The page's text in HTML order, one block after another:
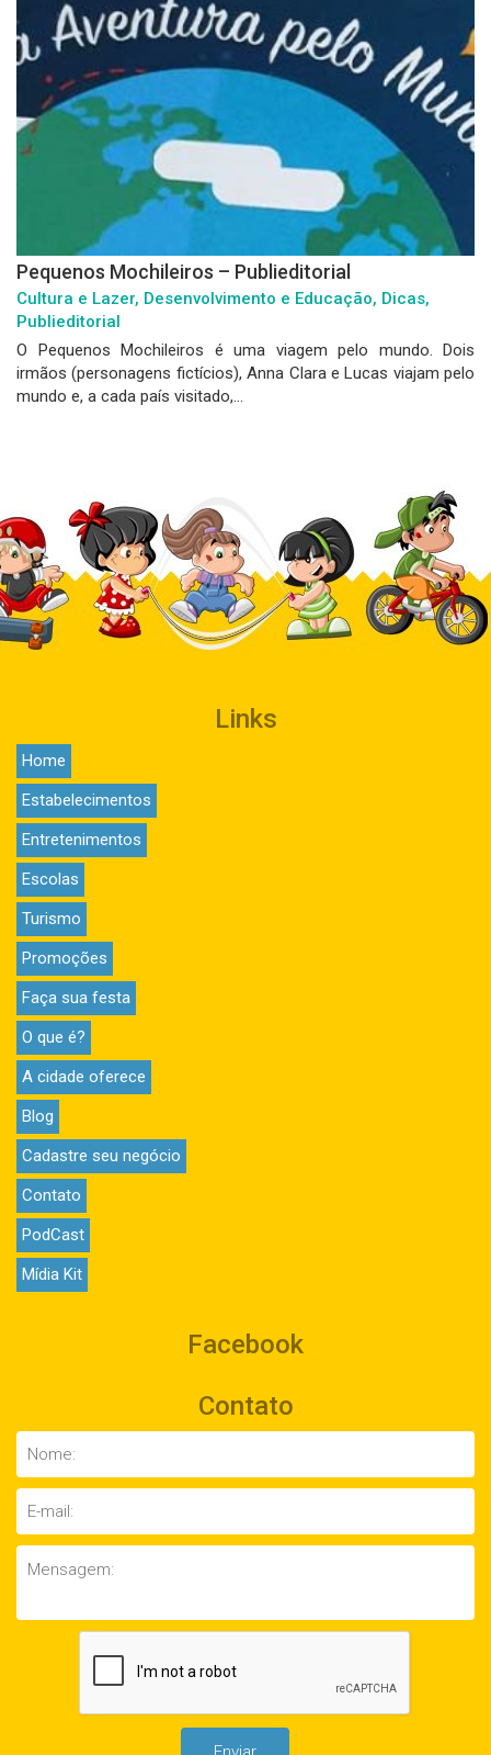
Pequenos Mochileiros – Publieditorial
Cultura e Lazer, Desenvolvimento e Educação, Dicas,
Publieditorial
O Pequenos Mochileiros é uma viagem pelo mundo. Dois
irmãos (personagens fictícios), Anna Clara e Lucas viajam pelo
mundo e, a cada país visitado,...
Links
Home
Estabelecimentos
Entretenimentos
Escolas
Turismo
Promoções
Faça sua festa
O que é?
A cidade oferece
Blog
Cadastre seu negócio
Contato
PodCast
Mídia Kit
Facebook
Contato